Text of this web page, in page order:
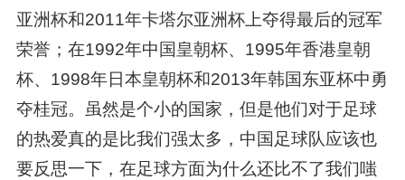
亚洲杯和2011年卡塔尔亚洲杯上夺得最后的冠军
荣誉；在1992年中国皇朝杯、1995年香港皇朝
杯、1998年日本皇朝杯和2013年韩国东亚杯中勇
夺桂冠。虽然是个小的国家，但是他们对于足球
的热爱真的是比我们强太多，中国足球队应该也
要反思一下，在足球方面为什么还比不了我们嗤